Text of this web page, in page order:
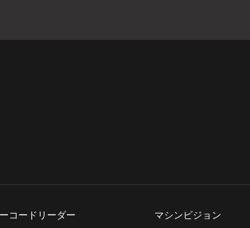
コードリーダー
マシンビジョン